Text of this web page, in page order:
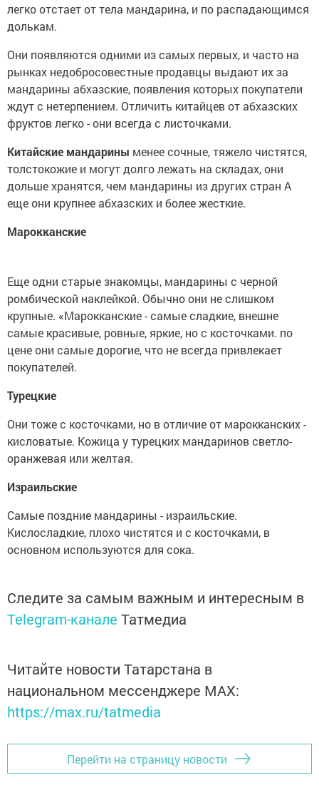
легко отстает от тела мандарина, и по распадающимся
долькам.
Они появляются одними из самых первых, и часто на
рынках недобросовестные продавцы выдают их за
мандарины абхазские, появления которых покупатели
ждут с нетерпением. Отличить китайцев от абхазских
фруктов легко - они всегда с листочками.
Китайские мандарины менее сочные, тяжело чистятся,
толстокожие и могут долго лежать на складах, они
дольше хранятся, чем мандарины из других стран А
еще они крупнее абхазских и более жесткие.
Марокканские
Еще одни старые знакомцы, мандарины с черной
ромбической наклейкой. Обычно они не слишком
крупные. «Марокканские - самые сладкие, внешне
самые красивые, ровные, яркие, но с косточками. по
цене они самые дорогие, что не всегда привлекает
покупателей.
Турецкие
Они тоже с косточками, но в отличие от марокканских -
кисловатые. Кожица у турецких мандаринов светло-
оранжевая или желтая.
Израильские
Самые поздние мандарины - израильские.
Кислосладкие, плохо чистятся и с косточками, в
основном используются для сока.
Следите за самым важным и интересным в
Telegram-канале Татмедиа
Читайте новости Татарстана в
национальном мессенджере MАХ:
https://max.ru/tatmedia
Перейти на страницу новости